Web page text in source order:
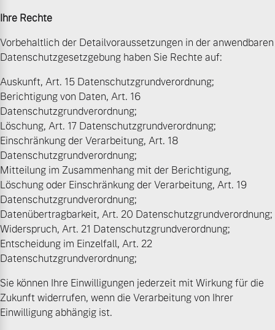
Ihre Rechte
Vorbehaltlich der Detailvoraussetzungen in der anwendbaren
Datenschutzgesetzgebung haben Sie Rechte auf:
Auskunft, Art. 15 Datenschutzgrundverordnung;
Berichtigung von Daten, Art. 16
Datenschutzgrundverordnung;
Löschung, Art. 17 Datenschutzgrundverordnung;
Einschränkung der Verarbeitung, Art. 18
Datenschutzgrundverordnung;
Mitteilung im Zusammenhang mit der Berichtigung,
Löschung oder Einschränkung der Verarbeitung, Art. 19
Datenschutzgrundverordnung;
Datenübertragbarkeit, Art. 20 Datenschutzgrundverordnung;
Widerspruch, Art. 21 Datenschutzgrundverordnung;
Entscheidung im Einzelfall, Art. 22
Datenschutzgrundverordnung;
Sie können Ihre Einwilligungen jederzeit mit Wirkung für die
Zukunft widerrufen, wenn die Verarbeitung von Ihrer
Einwilligung abhängig ist.